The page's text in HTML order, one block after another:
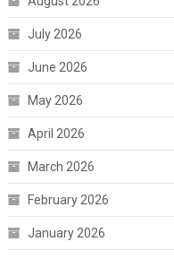
July 2026
June 2026
May 2026
April 2026
March 2026
February 2026
January 2026